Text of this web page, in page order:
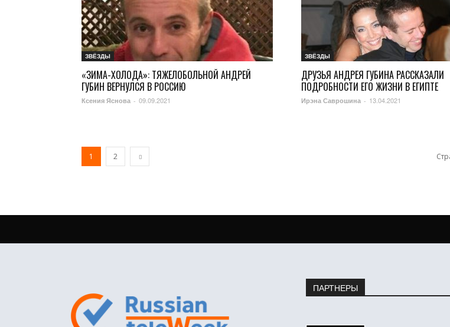
ЗВЁЗДЫ
«ЗИМА-ХОЛОДА»: ТЯЖЕЛОБОЛЬНОЙ АНДРЕЙ
ГУБИН ВЕРНУЛСЯ В РОССИЮ
Ксения Яснова - 09.09.2021
ЗВЁЗДЫ
ДРУЗЬЯ АНДРЕЯ ГУБИНА РАССКАЗАЛИ
ПОДРОБНОСТИ ЕГО ЖИЗНИ В ЕГИПТЕ
Ирэна Саврошина - 13.04.2021
1 2
ПАРТНЕРЫ